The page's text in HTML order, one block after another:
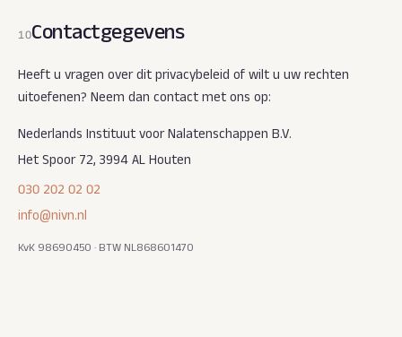
10Contactgegevens
Heeft u vragen over dit privacybeleid of wilt u uw rechten
uitoefenen? Neem dan contact met ons op:
Nederlands Instituut voor Nalatenschappen B.V.
Het Spoor 72, 3994 AL Houten
030 202 02 02
info@nivn.nl
KvK 98690450 · BTW NL868601470